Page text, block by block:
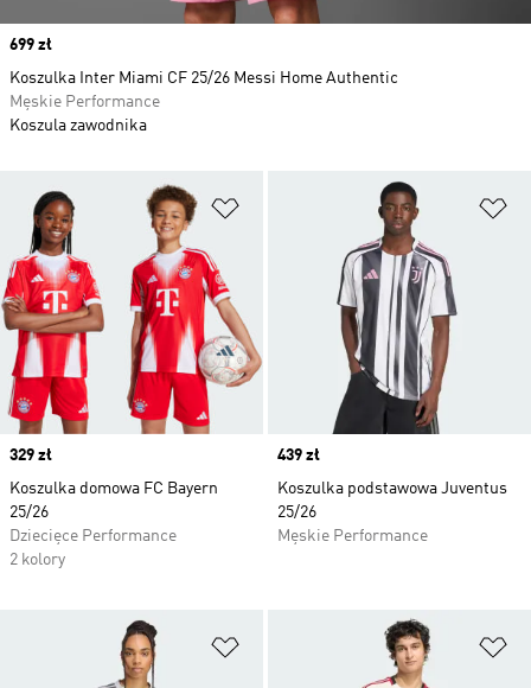
Dodaj do listy życzeń
Price
329 zł
Koszulka domowa FC Bayern
25/26
Dziecięce Performance
2 kolory
Price
439 zł
Koszulka podstawowa Juventus
25/26
Męskie Performance
Dodaj do listy życzeń
Price
699 zł
Koszulka Inter Miami CF 25/26 Messi Home Authentic
Męskie Performance
Koszula zawodnika